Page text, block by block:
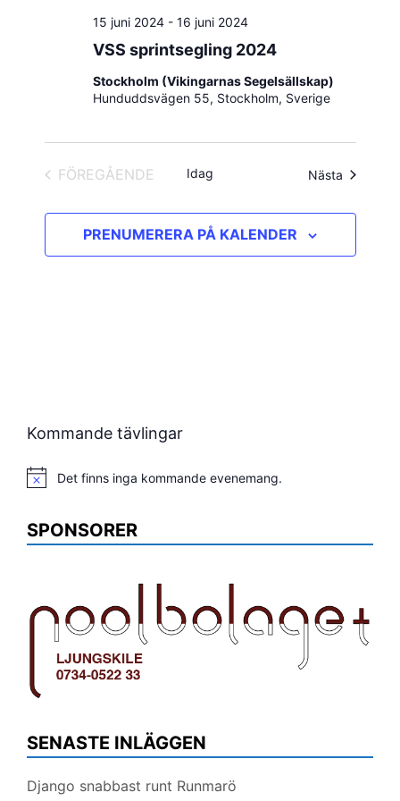
VSS sprintsegling 2024
15 juni 2024- 16 juni 2024
Stockholm (Vikingarnas Segelsällskap)
Hunduddsvägen 55, Stockholm, Sverige
FÖREGÅENDE
Idag Nästa
PRENUMERERA PÅ KALENDER
Kommande tävlingar
Notis Det finns inga kommande evenemang.
SPONSORER
SENASTE INLÄGGEN
Django snabbast runt Runmarö